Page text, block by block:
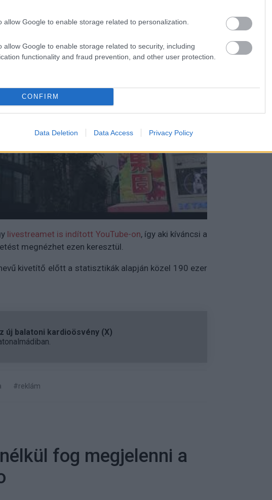
allow Google to enable storage related to personalization.
allow Google to enable storage related to security, including
functionality and fraud prevention, and other user protection.
CONFIRM
Data Deletion Data Access Privacy Policy
livestreamet is indított YouTube-on, így aki kíváncsi a
megnézhet ezen keresztül.
kivetítő előtt a statisztikák alapján közel 190 ezer
új balatoni kardioösvény (X)
#reklám
fog megjelenni a